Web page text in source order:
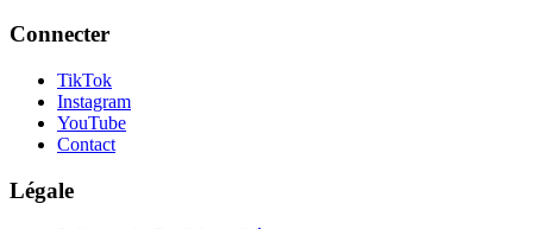
Connecter
TikTok
Instagram
YouTube
Contact
Légale